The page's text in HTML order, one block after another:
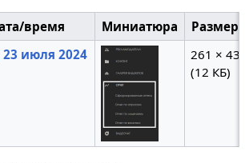
время Миниатюра
23 июля 2024
261 ×
(12 КБ)